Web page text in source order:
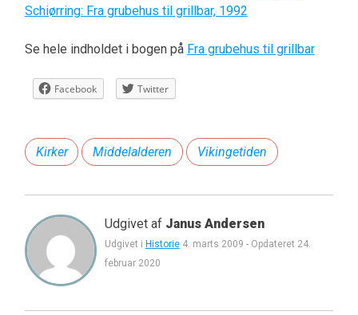
Schiørring: Fra grubehus til grillbar, 1992
Se hele indholdet i bogen på Fra grubehus til grillbar
Facebook Twitter
Kirker Middelalderen Vikingetiden
Udgivet af Janus Andersen
Udgivet i Historie 4. marts 2009 - Opdateret 24.
februar 2020